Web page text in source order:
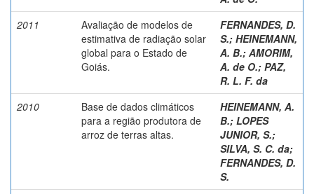
2011
Avaliação de modelos de
estimativa de radiação solar
global para o Estado de
Goiás.
FERNANDES, D.
S.; HEINEMANN,
A. B.; AMORIM,
A. de O.; PAZ,
R. L. F. da
2010
Base de dados climáticos
para a região produtora de
arroz de terras altas.
HEINEMANN, A.
B.; LOPES
JUNIOR, S.;
SILVA, S. C. da;
FERNANDES, D.
S.